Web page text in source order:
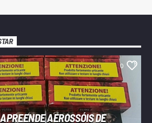
0
AEROSSÓIS DE